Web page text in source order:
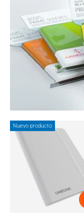
Nuevo producto